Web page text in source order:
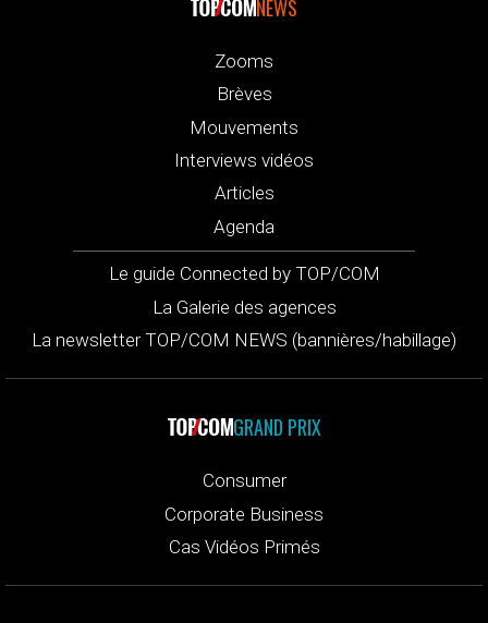
NEWS
Zooms
Brèves
Mouvements
Interviews vidéos
Articles
Agenda
Le guide Connected by TOP/COM
La Galerie des agences
La newsletter TOP/COM NEWS (bannières/habillage)
GRAND PRIX
Consumer
Corporate Business
Cas Vidéos Primés